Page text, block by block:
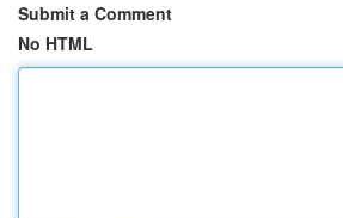
Submit a Comment
No HTML